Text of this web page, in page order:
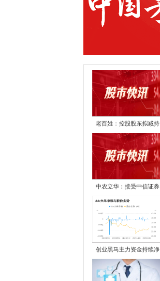
老百姓：控股股东拟减持
中农立华：接受中信证券
创业黑马主力资金持续净